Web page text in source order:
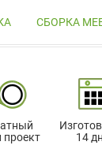
СБОРКА
проект
14